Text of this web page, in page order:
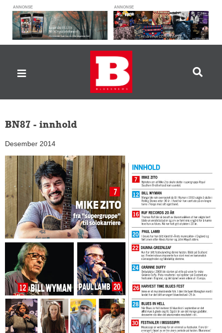
ANNONSE ANNONSE
BN87 - innhold
Desember 2014